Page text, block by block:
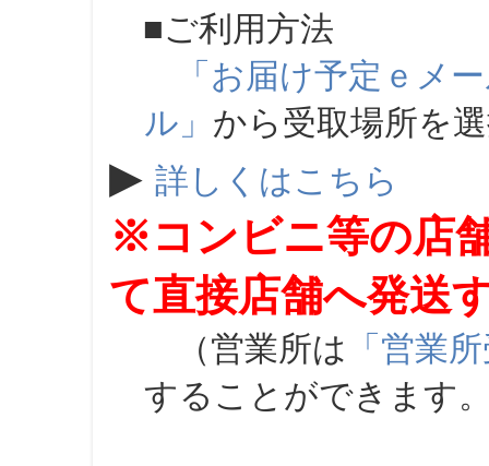
■ご利用方法
「お届け予定ｅメ
ル」 から受取場所を
▶ 詳しくはこちら
※コンビニ等の店
て直接店舗へ発送
（営業所は 「営業
することができます